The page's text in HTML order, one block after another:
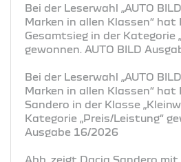
Bei der Leserwahl „AUTO
Marken in allen Klassen“ hat
Gesamtsieg in der Kategorie
gewonnen. AUTO BILD
Bei der Leserwahl „AUTO
Marken in allen Klassen“ hat
Sandero in der Klasse
Kategorie „Preis/Leistung“
Ausgabe 16/2026
Abb. zeigt Dacia Sandero mit